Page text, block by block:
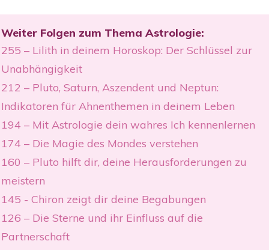
Weiter Folgen zum Thema Astrologie:
255 – Lilith in deinem Horoskop: Der Schlüssel zur
Unabhängigkeit
212 – Pluto, Saturn, Aszendent und Neptun:
Indikatoren für Ahnenthemen in deinem Leben
194 – Mit Astrologie dein wahres Ich kennenlernen
174 – Die Magie des Mondes verstehen
160 – Pluto hilft dir, deine Herausforderungen zu
meistern
145 - Chiron zeigt dir deine Begabungen
126 – Die Sterne und ihr Einfluss auf die
Partnerschaft